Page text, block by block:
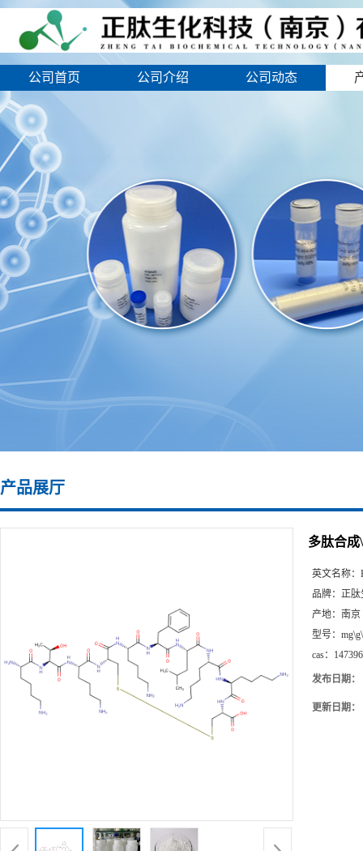
公司首页 公司介绍 公司动态
产品展厅
多肽合成
英文名称：
品牌： 正肽
产地： 南京
型号：
cas：
发布日期：
更新日期：